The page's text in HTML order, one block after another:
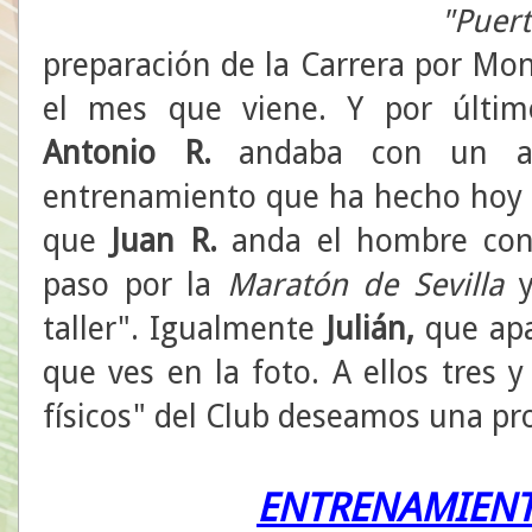
preparación de la Carrera por
el mes que viene. Y por
Antonio R. andaba con un
entrenamiento que ha hecho
que
Juan R. anda el hombre
paso por la Maratón de Sevillay
taller". Igualmente
Julián, que
que ves en la foto. A ellos tres
físicos" del Club deseamos una